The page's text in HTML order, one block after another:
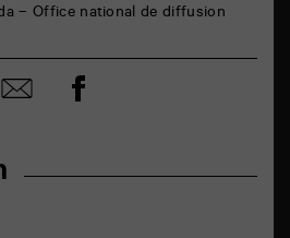
– Office national de diffusion
Partager
par
Partager
sur